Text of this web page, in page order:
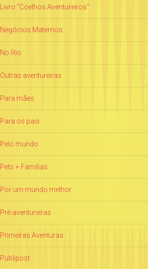
Livro "Coelhos Aventureiros"
Negócios Maternos
No Rio
Outras aventureiras
Para mães
Para os pais
Pelo mundo
Pets + Famílias
Por um mundo melhor
Pré-aventureiras
Primeiras Aventuras
Publipost